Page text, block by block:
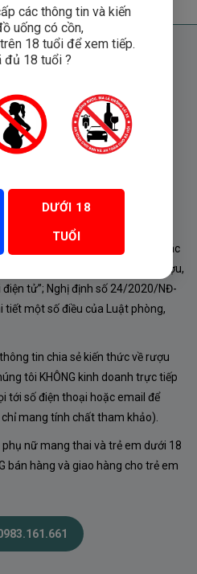
CP ngày 14/9/2017 của Chính
Tuân thủ Luật “phòng chống tác
Điều 16 về “điều kiện bán rượu,
tử”; Nghị định số 24/2020/NĐ-
tiết một số điều của Luật phòng,
tin chia sẻ kiến thức về rượu
tôi KHÔNG kinh doanh trực tiếp
tới số điện thoại hoặc email để
mang tính chất tham khảo).
phụ nữ mang thai và trẻ em dưới 18
bán hàng và giao hàng cho trẻ em
các thông tin và kiến
uống có cồn,
18 tuổi để xem tiếp.
đủ 18 tuổi ?
DƯỚI 18
TUỔI